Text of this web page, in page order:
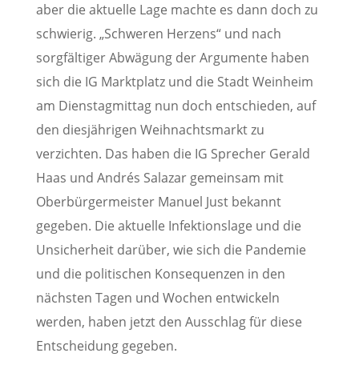
aber die aktuelle Lage machte es dann doch zu
schwierig. „Schweren Herzens“ und nach
sorgfältiger Abwägung der Argumente haben
sich die IG Marktplatz und die Stadt Weinheim
am Dienstagmittag nun doch entschieden, auf
den diesjährigen Weihnachtsmarkt zu
verzichten. Das haben die IG Sprecher Gerald
Haas und Andrés Salazar gemeinsam mit
Oberbürgermeister Manuel Just bekannt
gegeben. Die aktuelle Infektionslage und die
Unsicherheit darüber, wie sich die Pandemie
und die politischen Konsequenzen in den
nächsten Tagen und Wochen entwickeln
werden, haben jetzt den Ausschlag für diese
Entscheidung gegeben.